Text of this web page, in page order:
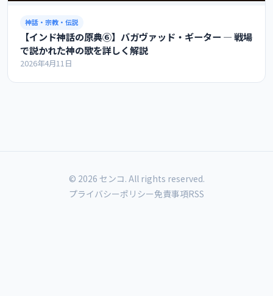
神話・宗教・伝説
【インド神話の原典⑥】バガヴァッド・ギーター ― 戦場
で説かれた神の歌を詳しく解説
2026年4月11日
© 2026 センコ. All rights reserved.
プライバシーポリシー免責事項RSS